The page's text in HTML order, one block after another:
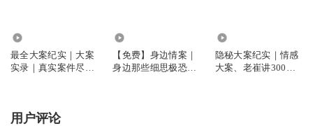
最全大案纪实｜大案
实录｜真实案件尽在
【免费】身边情案｜
身边那些细思极恐真
隐秘大案纪实｜情感
大案、老崔讲300起
用户评论